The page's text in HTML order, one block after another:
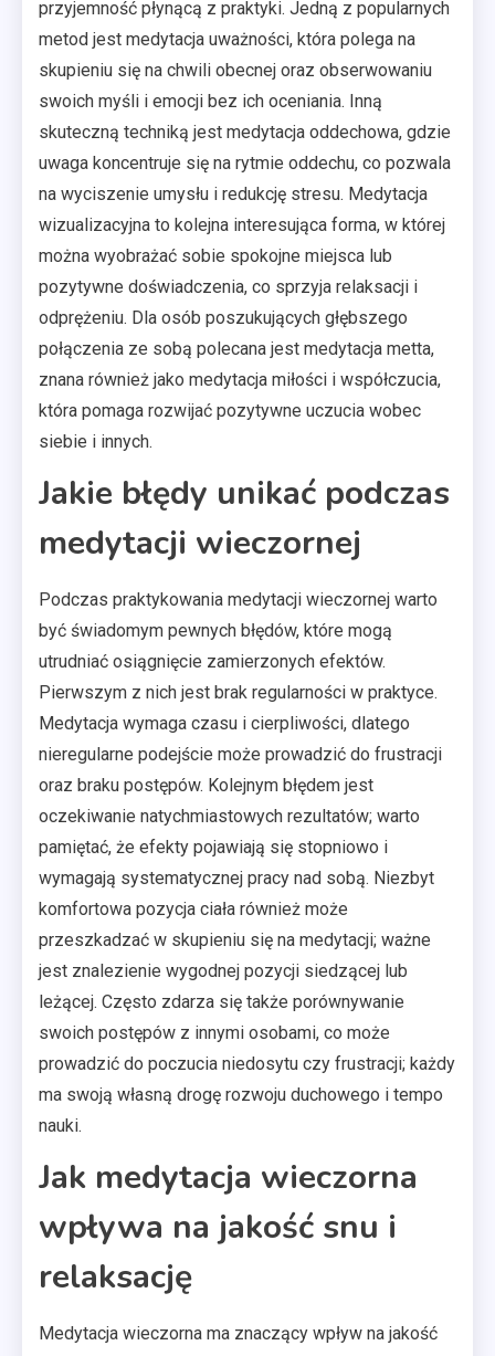
przyjemność płynącą z praktyki. Jedną z popularnych
metod jest medytacja uważności, która polega na
skupieniu się na chwili obecnej oraz obserwowaniu
swoich myśli i emocji bez ich oceniania. Inną
skuteczną techniką jest medytacja oddechowa, gdzie
uwaga koncentruje się na rytmie oddechu, co pozwala
na wyciszenie umysłu i redukcję stresu. Medytacja
wizualizacyjna to kolejna interesująca forma, w której
można wyobrażać sobie spokojne miejsca lub
pozytywne doświadczenia, co sprzyja relaksacji i
odprężeniu. Dla osób poszukujących głębszego
połączenia ze sobą polecana jest medytacja metta,
znana również jako medytacja miłości i współczucia,
która pomaga rozwijać pozytywne uczucia wobec
siebie i innych.
Jakie błędy unikać podczas
medytacji wieczornej
Podczas praktykowania medytacji wieczornej warto
być świadomym pewnych błędów, które mogą
utrudniać osiągnięcie zamierzonych efektów.
Pierwszym z nich jest brak regularności w praktyce.
Medytacja wymaga czasu i cierpliwości, dlatego
nieregularne podejście może prowadzić do frustracji
oraz braku postępów. Kolejnym błędem jest
oczekiwanie natychmiastowych rezultatów; warto
pamiętać, że efekty pojawiają się stopniowo i
wymagają systematycznej pracy nad sobą. Niezbyt
komfortowa pozycja ciała również może
przeszkadzać w skupieniu się na medytacji; ważne
jest znalezienie wygodnej pozycji siedzącej lub
leżącej. Często zdarza się także porównywanie
swoich postępów z innymi osobami, co może
prowadzić do poczucia niedosytu czy frustracji; każdy
ma swoją własną drogę rozwoju duchowego i tempo
nauki.
Jak medytacja wieczorna
wpływa na jakość snu i
relaksację
Medytacja wieczorna ma znaczący wpływ na jakość